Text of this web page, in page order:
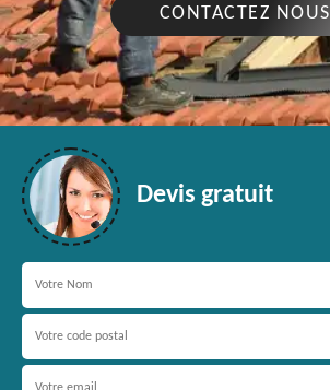
CONTACTEZ NOUS
Devis gratuit